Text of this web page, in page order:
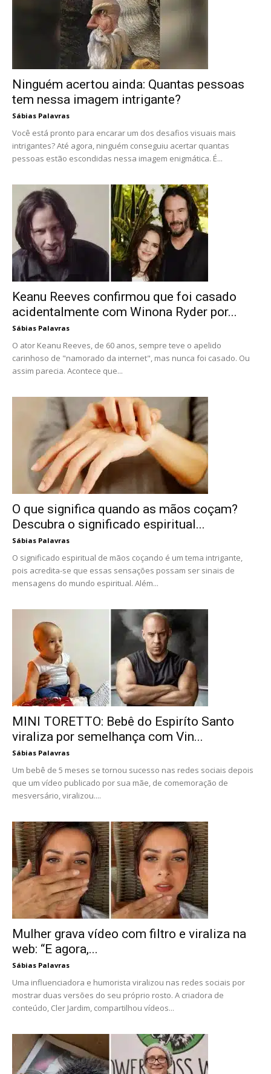
Ninguém acertou ainda: Quantas pessoas
tem nessa imagem intrigante?
Sábias Palavras
Você está pronto para encarar um dos desafios visuais mais
intrigantes? Até agora, ninguém conseguiu acertar quantas
pessoas estão escondidas nessa imagem enigmática. É...
Keanu Reeves confirmou que foi casado
acidentalmente com Winona Ryder por...
Sábias Palavras
O ator Keanu Reeves, de 60 anos, sempre teve o apelido
carinhoso de "namorado da internet", mas nunca foi casado. Ou
assim parecia. Acontece que...
O que significa quando as mãos coçam?
Descubra o significado espiritual...
Sábias Palavras
O significado espiritual de mãos coçando é um tema intrigante,
pois acredita-se que essas sensações possam ser sinais de
mensagens do mundo espiritual. Além...
MINI TORETTO: Bebê do Espiríto Santo
viraliza por semelhança com Vin...
Sábias Palavras
Um bebê de 5 meses se tornou sucesso nas redes sociais depois
que um vídeo publicado por sua mãe, de comemoração de
mesversário, viralizou....
Mulher grava vídeo com filtro e viraliza na
web: “E agora,...
Sábias Palavras
Uma influenciadora e humorista viralizou nas redes sociais por
mostrar duas versões do seu próprio rosto. A criadora de
conteúdo, Cler Jardim, compartilhou vídeos...